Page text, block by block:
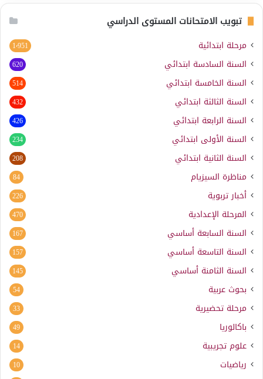
تبويب الامتحانات المستوى الدراسي
مرحلة ابتدائية 1٬951
السنة السادسة ابتدائي 620
السنة الخامسة ابتدائي 514
السنة الثالثة ابتدائي 432
السنة الرابعة ابتدائي 426
السنة الأولى ابتدائي 234
السنة الثانية ابتدائي 208
مناظرة السيزيام 84
أخبار تربوية 226
المرحلة الإعدادية 470
السنة السابعة أساسي 167
السنة التاسعة أساسي 157
السنة الثامنة أساسي 145
بحوث عربية 54
مرحلة تحضيرية 33
باكالوريا 49
علوم تجريبية 14
رياضيات 10